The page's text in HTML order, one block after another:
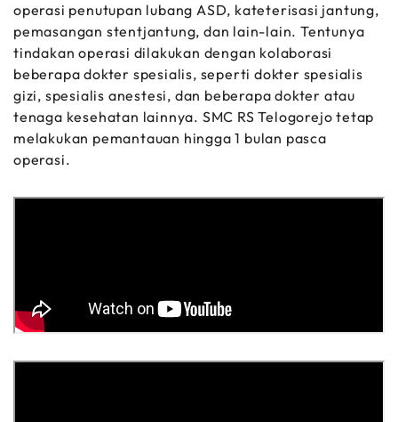
operasi penutupan lubang ASD, kateterisasi jantung,
pemasangan stentjantung, dan lain-lain. Tentunya
tindakan operasi dilakukan dengan kolaborasi
beberapa dokter spesialis, seperti dokter spesialis
gizi, spesialis anestesi, dan beberapa dokter atau
tenaga kesehatan lainnya. SMC RS Telogorejo tetap
melakukan pemantauan hingga 1 bulan pasca
operasi.